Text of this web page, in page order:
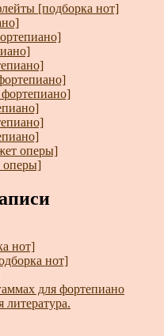
[подборка нот]
оперы]
нот]
нот]
для фортепиано